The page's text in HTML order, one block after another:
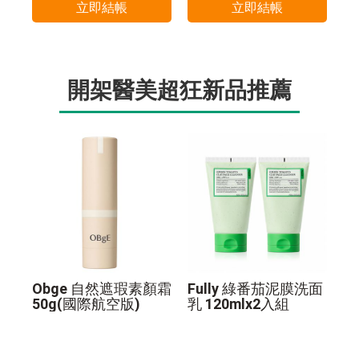
立即結帳 立即結帳
開架醫美超狂新品推薦
Obge 自然遮瑕素顏霜
50g(國際航空版)
Fully 綠番茄泥膜洗面
乳 120mlx2入組